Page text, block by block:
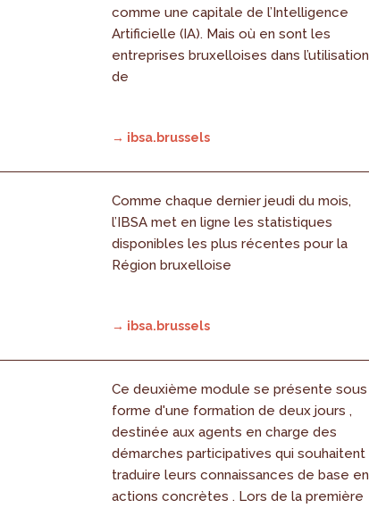
comme une capitale de l’Intelligence
Artificielle (IA). Mais où en sont les
entreprises bruxelloises dans l’utilisation
de
→ ibsa.brussels
Comme chaque dernier jeudi du mois,
l’IBSA met en ligne les statistiques
disponibles les plus récentes pour la
Région bruxelloise
→ ibsa.brussels
Ce deuxième module se présente sous
forme d'une formation de deux jours ,
destinée aux agents en charge des
démarches participatives qui souhaitent
traduire leurs connaissances de base en
actions concrètes . Lors de la première